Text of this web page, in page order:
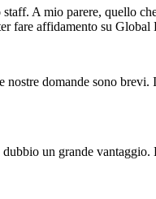
A mio parere, quello
affidamento su Global
domande sono
un grande vantaggio.